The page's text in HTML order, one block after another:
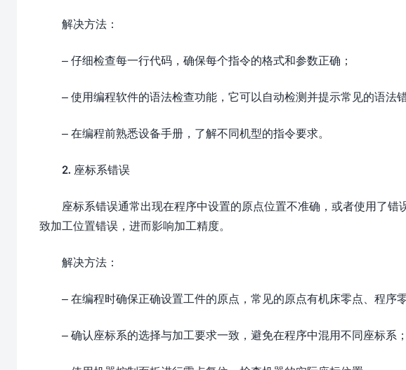
解决方法：
– 仔细检查每一行代码，确保每个指令的格式和参数正确；
– 使用编程软件的语法检查功能，它可以自动检测并提示常见的语法
– 在编程前熟悉设备手册，了解不同机型的指令要求。
2. 座标系错误
座标系错误通常出现在程序中设置的原点位置不准确，或者使用了
致加工位置错误，进而影响加工精度。
解决方法：
– 在编程时确保正确设置工件的原点，常见的原点有机床零点、程序
– 确认座标系的选择与加工要求一致，避免在程序中混用不同座标系；